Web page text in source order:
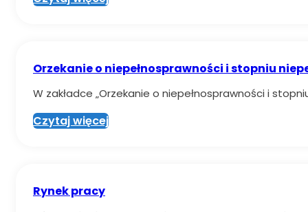
Orzekanie o niepełnosprawności i stopniu
W zakładce „Orzekanie o niepełnosprawności i
Czytaj więcej
Rynek pracy